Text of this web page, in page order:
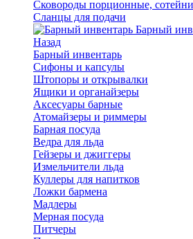
Сковороды порционные,
Сланцы для подачи
Барный
Назад
Барный инвентарь
Сифоны и капсулы
Штопоры и открывалки
Ящики и органайзеры
Аксесуары барные
Атомайзеры и риммеры
Барная посуда
Ведра для льда
Гейзеры и джиггеры
Измельчители льда
Куллеры для напитков
Ложки бармена
Мадлеры
Мерная посуда
Питчеры